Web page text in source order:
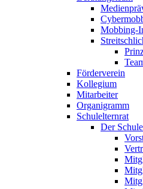
Mobbing-
Förderverein
Kollegium
Mitarbeiter
Organigramm
Schulelternrat
Der